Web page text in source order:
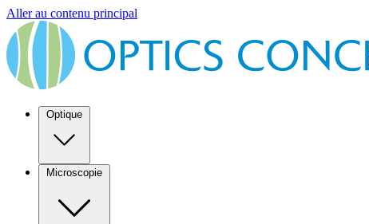
Aller au contenu principal
Optique
Microscopie